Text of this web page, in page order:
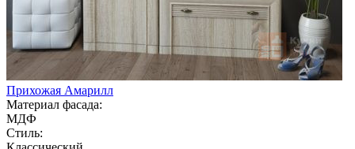
Прихожая Амарилл
Материал фасада:
МДФ
Стиль: